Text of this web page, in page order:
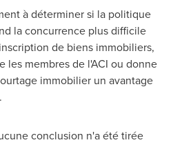
à déterminer si la politique
la concurrence plus difficile
de biens immobiliers,
les membres de l'ACI ou donne
immobilier un avantage
conclusion n'a été tirée